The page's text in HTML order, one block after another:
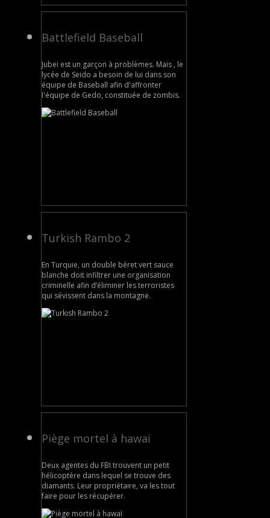
Battlefield Baseball
Jubei est un garçon à problèmes. Mais , le
lycée de Seido a besoin de lui dans son
équipe de Baseball afin d'affronter
l'équipe de Gedo, constituée de zombis.
Turkish Rambo 2
En Turquie, un double béret vert sauce
blanche doit infiltrer une organisation
criminelle afin d’éliminer les terroristes
qui sévissent dans la montagne.
Piège mortel à hawaï
Deux agentes du FBI trouvent un petit
hélicoptère dans lequel se trouve des
diamants. Leur propriétaire, va les tout
faire pour les récupérer.